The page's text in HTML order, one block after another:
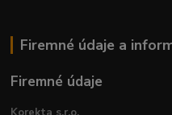
Firemné údaje a
Firemné údaje